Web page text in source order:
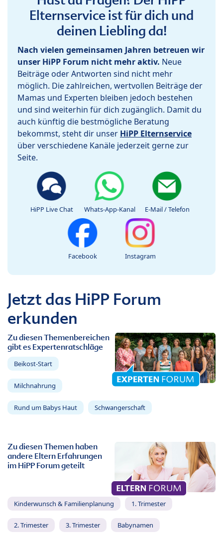
Elternservice ist für dich und
deinen Liebling da!
Nach vielen gemeinsamen Jahren betreuen wir
unser HiPP Forum nicht mehr aktiv. Neue
Beiträge oder Antworten sind nicht mehr
möglich. Die zahlreichen, wertvollen Beiträge der
Mamas und Experten bleiben jedoch bestehen
und sind weiterhin für dich zugänglich. Damit du
auch künftig die bestmögliche Beratung
bekommst, steht dir unser HiPP Elternservice
über verschiedene Kanäle jederzeit gerne zur
Seite.
HiPP Live Chat Whats-App-Kanal E-Mail / Telefon
Facebook Instagram
Jetzt das HiPP Forum
erkunden
Zu diesen Themenbereichen
gibt es Expertenratschläge
Beikost-Start
Milchnahrung
Rund um Babys Haut Schwangerschaft
Zu diesen Themen haben
andere Eltern Erfahrungen
im HiPP Forum geteilt
Kinderwunsch & Familienplanung 1. Trimester
2. Trimester 3. Trimester Babynamen